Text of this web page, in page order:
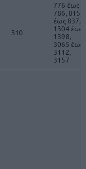
310
776 έως
786, 815
έως 837,
1304 έως
1398,
3065 έως
3112,
3157